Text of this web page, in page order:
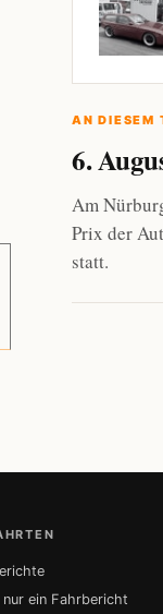
AN DIESEM
6.
Am
Prix der
statt.
ein Fahrbericht